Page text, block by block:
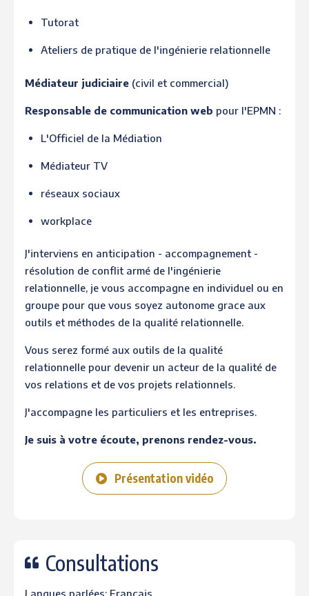
Tutorat
Ateliers de pratique de l'ingénierie relationnelle
Médiateur judiciaire (civil et commercial)
Responsable de communication web pour l'EPMN :
L'Officiel de la Médiation
Médiateur TV
réseaux sociaux
workplace
J'interviens en anticipation - accompagnement -
résolution de conflit armé de l'ingénierie
relationnelle, je vous accompagne en individuel ou en
groupe pour que vous soyez autonome grace aux
outils et méthodes de la qualité relationnelle.
Vous serez formé aux outils de la qualité
relationnelle pour devenir un acteur de la qualité de
vos relations et de vos projets relationnels.
J'accompagne les particuliers et les entreprises.
Je suis à votre écoute, prenons rendez-vous.
Présentation vidéo
Consultations
Langues parlées: Français